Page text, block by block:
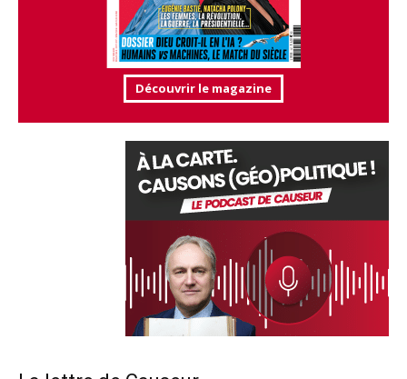
Découvrir le magazine